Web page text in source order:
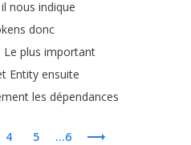
il nous indique
donc
Le plus important
Entity ensuite
les dépendances
4 5 ...6